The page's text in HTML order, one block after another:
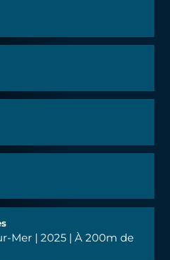
Mer | 2025 | À 200m de